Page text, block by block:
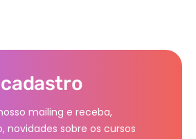
cadastro
mailing e receba,
novidades sobre os cursos